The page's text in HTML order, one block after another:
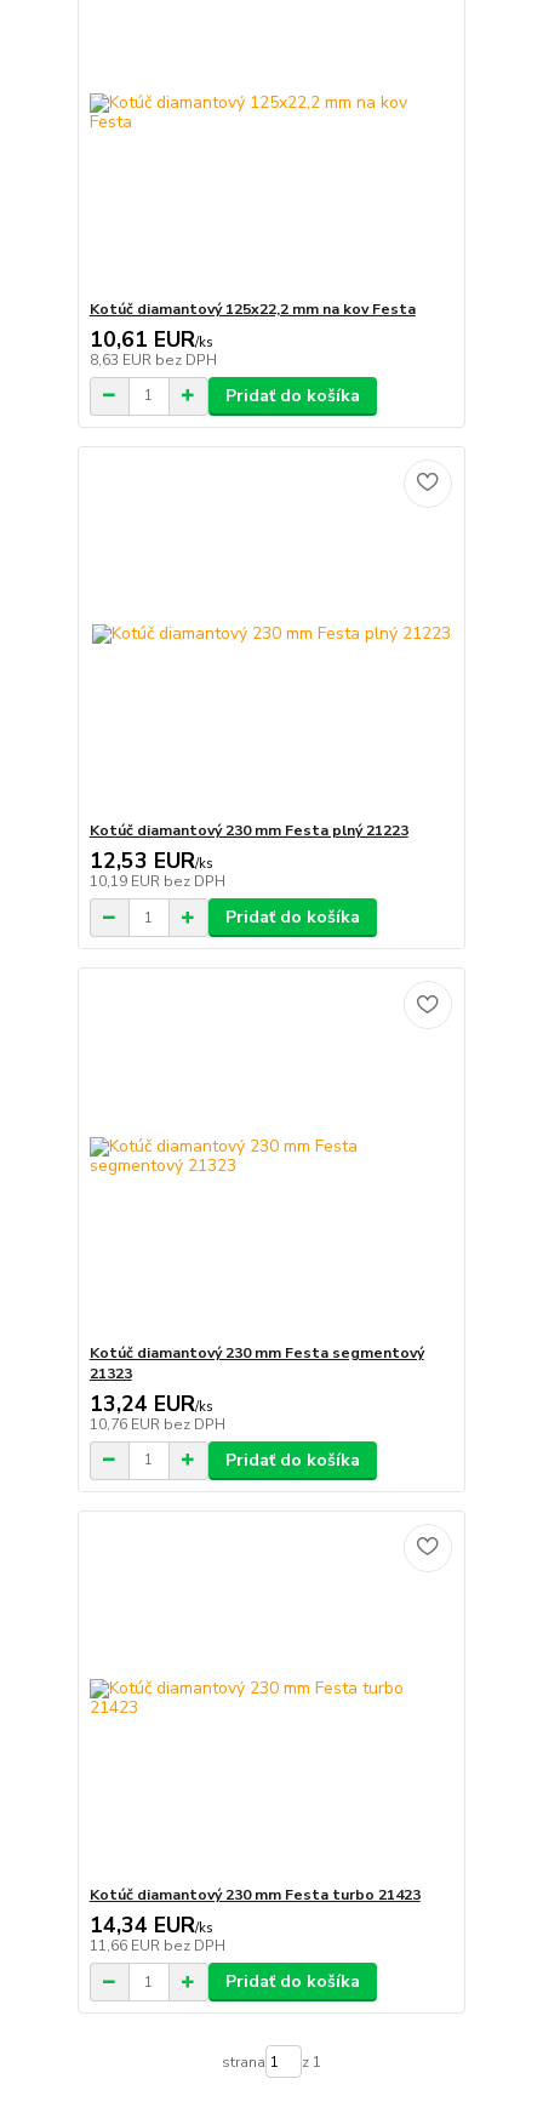
Kotúč diamantový 125x22,2 mm na kov Festa
10,61 EUR/ks
8,63 EUR bez DPH
Pridať do košíka
Kotúč diamantový 230 mm Festa plný 21223
12,53 EUR/ks
10,19 EUR bez DPH
Pridať do košíka
Kotúč diamantový 230 mm Festa segmentový
21323
13,24 EUR/ks
10,76 EUR bez DPH
Pridať do košíka
Kotúč diamantový 230 mm Festa turbo 21423
14,34 EUR/ks
11,66 EUR bez DPH
Pridať do košíka
strana z 1